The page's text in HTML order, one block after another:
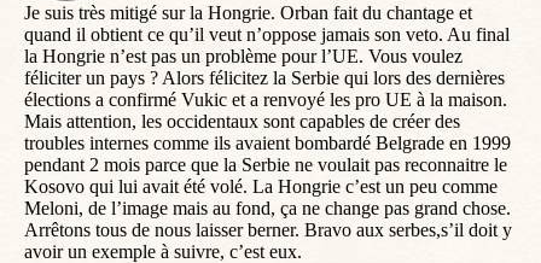
Je suis très mitigé sur la Hongrie. Orban fait du chantage et
quand il obtient ce qu’il veut n’oppose jamais son veto. Au final
la Hongrie n’est pas un problème pour l’UE. Vous voulez
féliciter un pays ? Alors félicitez la Serbie qui lors des dernières
élections a confirmé Vukic et a renvoyé les pro UE à la maison.
Mais attention, les occidentaux sont capables de créer des
troubles internes comme ils avaient bombardé Belgrade en 1999
pendant 2 mois parce que la Serbie ne voulait pas reconnaitre le
Kosovo qui lui avait été volé. La Hongrie c’est un peu comme
Meloni, de l’image mais au fond, ça ne change pas grand chose.
Arrêtons tous de nous laisser berner. Bravo aux serbes,s’il doit y
avoir un exemple à suivre, c’est eux.